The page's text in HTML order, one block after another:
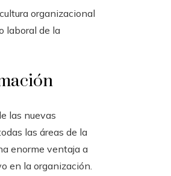
organizacional
laboral de la
las nuevas
las áreas de la
enorme ventaja a
en la organización.